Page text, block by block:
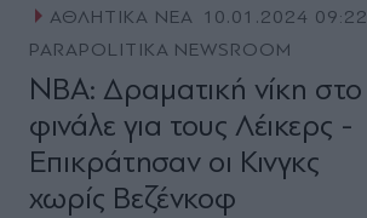
ΑΘΛΗΤΙΚΑ ΝΕΑ 10.01.2024 09:22
PARAPOLITIKA NEWSROOM
NBA: Δραματική νίκη στο
φινάλε για τους Λέικερς -
Επικράτησαν οι Κινγκς
χωρίς Βεζένκοφ